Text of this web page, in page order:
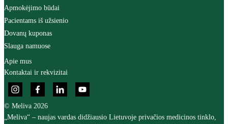
Apmokėjimo būdai
Pacientams iš užsienio
Dovanų kuponas
Slauga namuose
Apie mus
Kontaktai ir rekvizitai
© Meliva 2026
„Meliva“ – naujas vardas didžiausio Lietuvoje privačios medicinos tinklo,